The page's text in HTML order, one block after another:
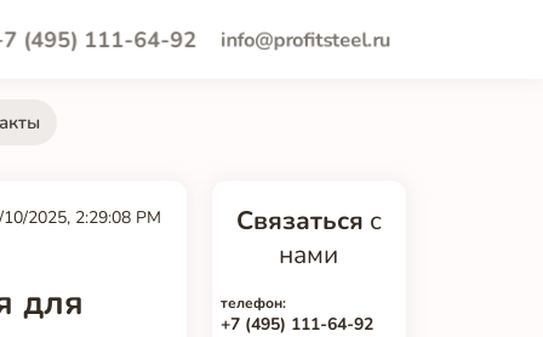
+7 (495) 111-64-92 info@profitsteel.ru
2025, 2:29:08 PM
для
Связаться с
нами
телефон:
+7 (495) 111-64-92